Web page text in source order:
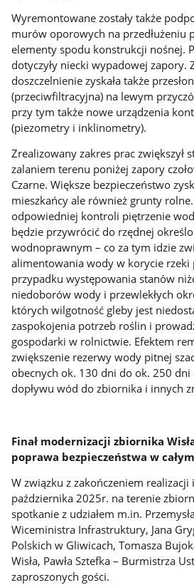
Wyremontowane zostały także
murów oporowych na przedłużeniu
elementy spodu konstrukcji nośnej.
dotyczyły niecki wypadowej zapory.
doszczelnienie zyskała także
(przeciwfiltracyjna) na lewym
przy tym także nowe urządzenia
(piezometry i inklinometry).
Zrealizowany zakres prac zwiększył
zalaniem terenu poniżej zapory
Czarne. Większe bezpieczeństwo
mieszkańcy ale również grunty
odpowiedniej kontroli piętrzenie
będzie przywrócić do rzędnej
wodnoprawnym – co za tym idzie
alimentowania wody w korycie
przypadku występowania stanów
niedoborów wody i przewlekłych
których wilgotność gleby jest
zaspokojenia potrzeb roślin i
gospodarki w rolnictwie. Efektem
zwiększenie rezerwy wody pitnej
obecnych ok. 130 dni do ok. 250 dni
dopływu wód do zbiornika i innych
Finał modernizacji zbiornika
poprawa bezpieczeństwa w
W związku z zakończeniem
października 2025r. na terenie
spotkanie z udziałem m.in.
Wiceministra Infrastruktury, Jana
Polskich w Gliwicach, Tomasza
Wisła, Pawła Sztefka – Burmistrza
zaproszonych gości.